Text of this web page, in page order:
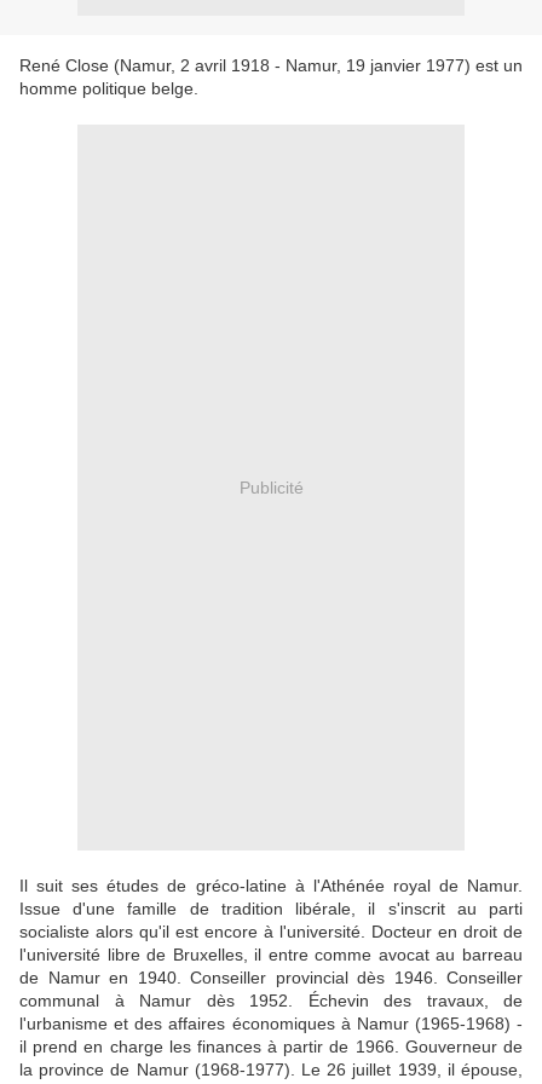
René Close (Namur, 2 avril 1918 - Namur, 19 janvier 1977) est un
homme politique belge.
Publicité
Il suit ses études de gréco-latine à l'Athénée royal de Namur.
Issue d'une famille de tradition libérale, il s'inscrit au parti
socialiste alors qu'il est encore à l'université. Docteur en droit de
l'université libre de Bruxelles, il entre comme avocat au barreau
de Namur en 1940. Conseiller provincial dès 1946. Conseiller
communal à Namur dès 1952. Échevin des travaux, de
l'urbanisme et des affaires économiques à Namur (1965-1968) -
il prend en charge les finances à partir de 1966. Gouverneur de
la province de Namur (1968-1977). Le 26 juillet 1939, il épouse,